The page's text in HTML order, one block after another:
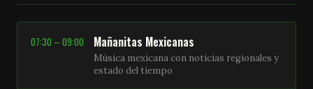
07:30 – 09:00 Mañanitas Mexicanas
Música mexicana con noticias regionales y
estado del tiempo